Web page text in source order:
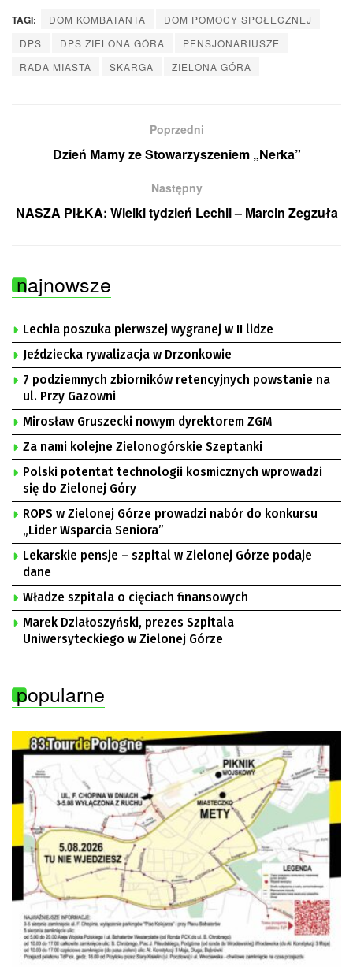
TAGI: DOM KOMBATANTA
DOM POMOCY SPOŁECZNEJ
DPS
DPS ZIELONA GÓRA
PENSJONARIUSZE
RADA MIASTA
SKARGA ZIELONA GÓRA
Poprzedni
Dzień Mamy ze Stowarzyszeniem „Nerka”
Następny
NASZA PIŁKA: Wielki tydzień Lechii – Marcin Zegzuła
najnowsze
Lechia poszuka pierwszej wygranej w II lidze
Jeździecka rywalizacja w Drzonkowie
7 podziemnych zbiorników retencyjnych powstanie na
ul. Przy Gazowni
Mirosław Gruszecki nowym dyrektorem ZGM
Za nami kolejne Zielonogórskie Szeptanki
Polski potentat technologii kosmicznych wprowadzi
się do Zielonej Góry
ROPS w Zielonej Górze prowadzi nabór do konkursu
„Lider Wsparcia Seniora”
Lekarskie pensje – szpital w Zielonej Górze podaje
dane
Władze szpitala o cięciach finansowych
Marek Działoszyński, prezes Szpitala
Uniwersyteckiego w Zielonej Górze
popularne